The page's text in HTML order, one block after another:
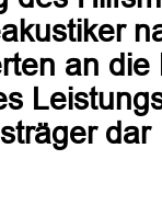
an die
dar